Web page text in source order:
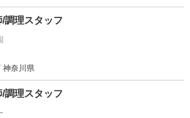
調理スタッフ
神奈川県
調理スタッフ